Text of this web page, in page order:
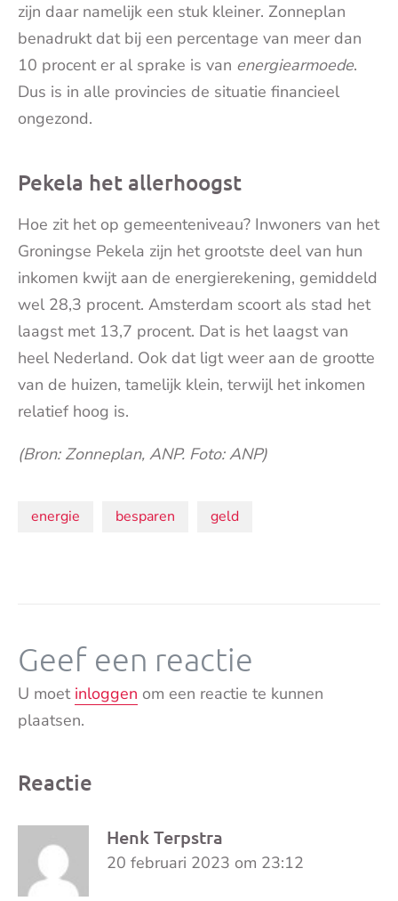
zijn daar namelijk een stuk kleiner. Zonneplan
benadrukt dat bij een percentage van meer dan
10 procent er al sprake is van energiearmoede.
Dus is in alle provincies de situatie financieel
ongezond.
Pekela het allerhoogst
Hoe zit het op gemeenteniveau? Inwoners van het
Groningse Pekela zijn het grootste deel van hun
inkomen kwijt aan de energierekening, gemiddeld
wel 28,3 procent. Amsterdam scoort als stad het
laagst met 13,7 procent. Dat is het laagst van
heel Nederland. Ook dat ligt weer aan de grootte
van de huizen, tamelijk klein, terwijl het inkomen
relatief hoog is.
(Bron: Zonneplan, ANP. Foto: ANP)
Onderwerpen:
energie besparen geld
Geef een reactie
U moet inloggen om een reactie te kunnen
plaatsen.
Reactie
Henk Terpstra
20 februari 2023 om 23:12